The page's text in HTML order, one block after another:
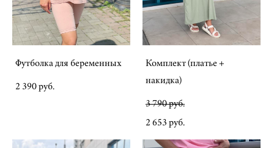
Футболка для беременных
2 390 pуб.
Комплект (платье +
накидка)
3 790 pуб.
2 653 pуб.